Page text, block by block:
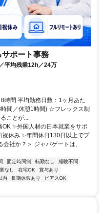
ポート事務
平均残業12h／24万
時間 平均勤務日数：1ヶ月あた
間／休憩1時間) ☆フレックス制
ことが...
✨外国人材の日本就業をサポ
休み ✨年間休日130日以上でプ
社か？＞ ジャパゲートは、
固定時間制 転勤なし
経験不問
なし 在宅OK
賞与あり
内 長期休暇あり
ピアスOK